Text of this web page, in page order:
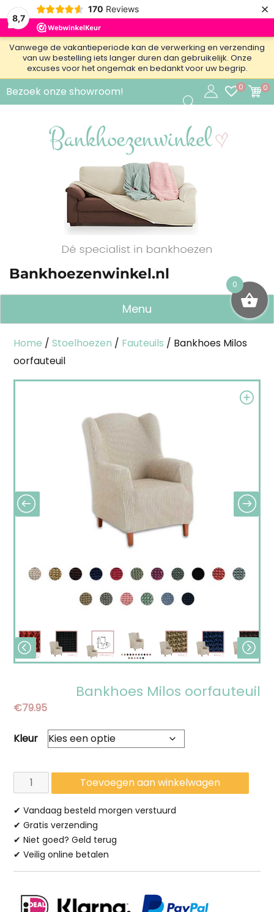
8,7
170 Reviews ×
Vanwege de vakantieperiode kan de verwerking en verzending
van uw bestelling iets langer duren dan gebruikelijk. Onze
excuses voor het ongemak en bedankt voor uw begrip.
Bezoek onze showroom! 0 0
Bankhoezenwinkel.nl
Menu
Home /Stoelhoezen / Fauteuils / Bankhoes Milos
oorfauteuil
Bankhoes Milos oorfauteuil
€79.95
Kleur
Bankhoes
Milos
oorfauteuil
aantal
Toevoegen aan winkelwagen
✔ Vandaag besteld morgen verstuurd
✔ Gratis verzending
✔ Niet goed? Geld terug
✔ Veilig online betalen
0